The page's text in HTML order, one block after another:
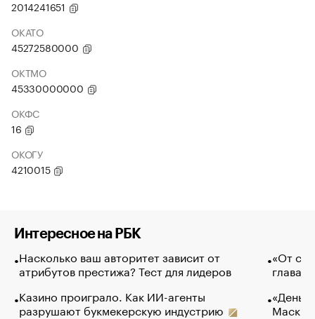
2014241651
ОКАТО
45272580000
ОКТМО
45330000000
ОКФС
16
ОКОГУ
4210015
Интересное на РБК
Насколько ваш авторитет зависит от
атрибутов престижа? Тест для лидеров
Казино проиграло. Как ИИ-агенты
разрушают букмекерскую индустрию
«От
глава
Маск в